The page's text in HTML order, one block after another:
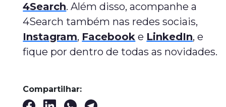
4Search. Além disso, acompanhe a
4Search também nas redes sociais,
Instagram, Facebook e LinkedIn, e
fique por dentro de todas as novidades.
Compartilhar: